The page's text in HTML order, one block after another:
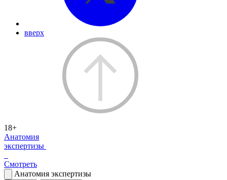
вверх
18+
Анатомия
экспертизы
Смотреть
Анатомия экспертизы